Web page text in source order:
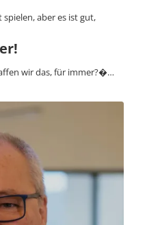
aber es ist gut,
wir das, für immer?�…